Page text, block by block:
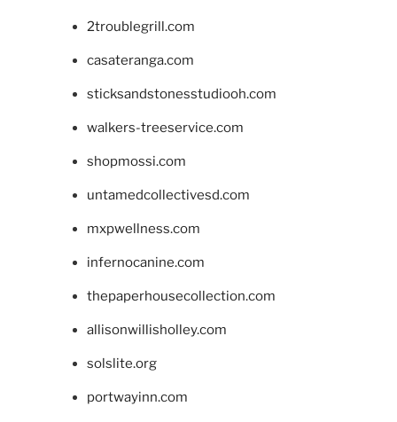
2troublegrill.com
casateranga.com
sticksandstonesstudiooh.com
walkers-treeservice.com
shopmossi.com
untamedcollectivesd.com
mxpwellness.com
infernocanine.com
thepaperhousecollection.com
allisonwillisholley.com
solslite.org
portwayinn.com